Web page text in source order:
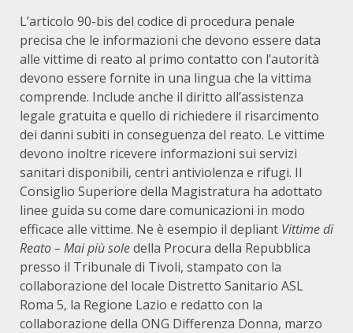
L’articolo 90-bis del codice di procedura penale
precisa che le informazioni che devono essere data
alle vittime di reato al primo contatto con l’autorità
devono essere fornite in una lingua che la vittima
comprende. Include anche il diritto all’assistenza
legale gratuita e quello di richiedere il risarcimento
dei danni subiti in conseguenza del reato. Le vittime
devono inoltre ricevere informazioni sui servizi
sanitari disponibili, centri antiviolenza e rifugi. Il
Consiglio Superiore della Magistratura ha adottato
linee guida su come dare comunicazioni in modo
efficace alle vittime. Ne è esempio il depliant Vittime di
Reato – Mai più soledella Procura della Repubblica
presso il Tribunale di Tivoli, stampato con la
collaborazione del locale Distretto Sanitario ASL
Roma 5, la Regione Lazio e redatto con la
collaborazione della ONG Differenza Donna, marzo